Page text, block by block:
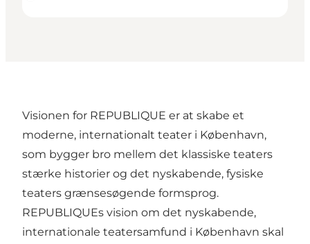
Visionen for REPUBLIQUE er at skabe et
moderne, internationalt teater i København,
som bygger bro mellem det klassiske teaters
stærke historier og det nyskabende, fysiske
teaters grænsesøgende formsprog.
REPUBLIQUEs vision om det nyskabende,
internationale teatersamfund i København skal